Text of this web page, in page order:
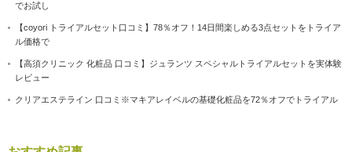
でお試し
【coyori トライアルセット口コミ】78％オフ！14日間楽しめる3点セットをトライア
ル価格で
【高須クリニック 化粧品 口コミ】ジュランツ スペシャルトライアルセットを実体験
レビュー
クリアエステライン 口コミ※マキアレイベルの基礎化粧品を72％オフでトライアル